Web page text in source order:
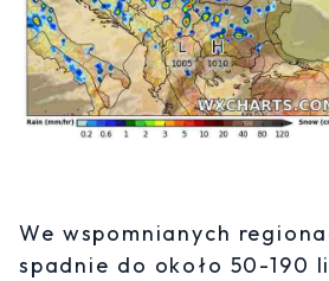
We wspomnianych
spadnie do około 50-190